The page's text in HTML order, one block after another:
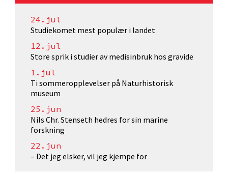
24.jul
Studiekomet mest populær i landet
12.jul
Store sprik i studier av medisinbruk hos gravide
1.jul
Ti sommeropplevelser på Naturhistorisk
museum
25.jun
Nils Chr. Stenseth hedres for sin marine
forskning
22.jun
– Det jeg elsker, vil jeg kjempe for